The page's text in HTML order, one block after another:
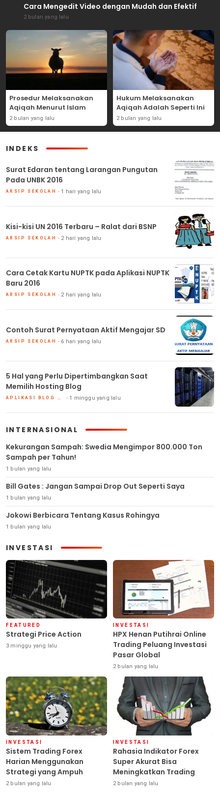
Cara Mengedit Video dengan Mudah dan Efektif
2 bulan yang lalu
Prosedur Melaksanakan
Aqiqah Menurut Islam
2 bulan yang lalu
Hukum Melaksanakan
Aqiqah Adalah Seperti Ini
2 bulan yang lalu
INDEKS
Surat Edaran tentang Larangan Pungutan
Pada UNBK 2016
ARSIP SEKOLAH 1 hari yang lalu
Kisi-kisi UN 2016 Terbaru – Ralat dari BSNP
ARSIP SEKOLAH 2 hari yang lalu
Cara Cetak Kartu NUPTK pada Aplikasi NUPTK
Baru 2016
ARSIP SEKOLAH 2 hari yang lalu
Contoh Surat Pernyataan Aktif Mengajar SD
ARSIP SEKOLAH 6 hari yang lalu
5 Hal yang Perlu Dipertimbangkan Saat
Memilih Hosting Blog
APLIKASI BLOG DAN HOSTING 1 minggu yang lalu
INTERNASIONAL
Kekurangan Sampah: Swedia Mengimpor 800.000 Ton
Sampah per Tahun!
1 bulan yang lalu
Bill Gates : Jangan Sampai Drop Out Seperti Saya
1 bulan yang lalu
Jokowi Berbicara Tentang Kasus Rohingya
1 bulan yang lalu
INVESTASI
FEATURED
Strategi Price Action
3 minggu yang lalu
INVESTASI
HPX Henan Putihrai Online
Trading Peluang Investasi
Pasar Global
2 bulan yang lalu
INVESTASI
Sistem Trading Forex
Harian Menggunakan
Strategi yang Ampuh
2 bulan yang lalu
INVESTASI
Rahasia Indikator Forex
Super Akurat Bisa
Meningkatkan Trading
2 bulan yang lalu